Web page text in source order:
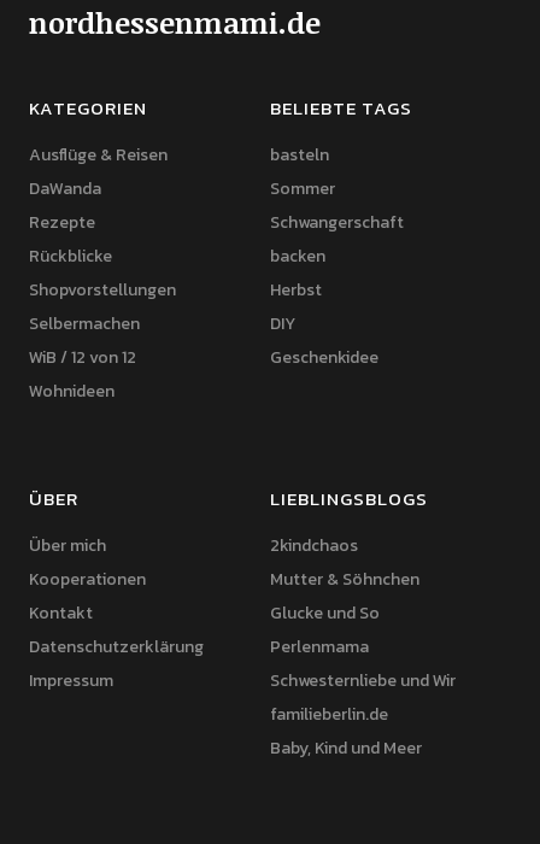
nordhessenmami.de
KATEGORIEN
Ausflüge & Reisen
DaWanda
Rezepte
Rückblicke
Shopvorstellungen
Selbermachen
WiB / 12 von 12
Wohnideen
BELIEBTE TAGS
basteln
Sommer
Schwangerschaft
backen
Herbst
DIY
Geschenkidee
ÜBER
Über mich
Kooperationen
Kontakt
Datenschutzerklärung
Impressum
LIEBLINGSBLOGS
2kindchaos
Mutter & Söhnchen
Glucke und So
Perlenmama
Schwesternliebe und Wir
familieberlin.de
Baby, Kind und Meer